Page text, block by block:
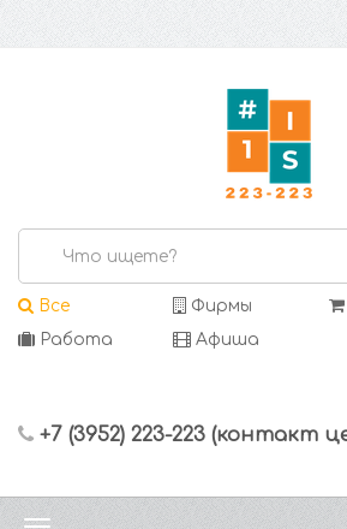
Все Фирмы
Работа
Афиша
+7 (3952) 223-223 (контакт